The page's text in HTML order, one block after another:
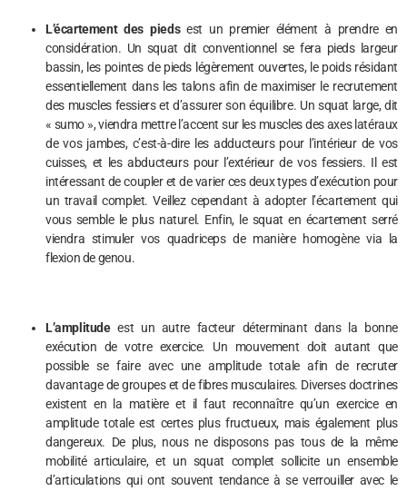
L’écartement des piedsest un premier élément à prendre en
considération. Un squat dit conventionnel se fera pieds largeur
bassin, les pointes de pieds légèrement ouvertes, le poids résidant
essentiellement dans les talons afin de maximiser le recrutement
des muscles fessiers et d’assurer son équilibre. Un squat large, dit
« sumo », viendra mettre l’accent sur les muscles des axes latéraux
de vos jambes, c’est-à-dire les adducteurs pour l’intérieur de vos
cuisses, et les abducteurs pour l’extérieur de vos fessiers. Il est
intéressant de coupler et de varier ces deux types d’exécution pour
un travail complet. Veillez cependant à adopter l’écartement qui
vous semble le plus naturel. Enfin, le squat en écartement serré
viendra stimuler vos quadriceps de manière homogène via la
flexion de genou.
L’amplitudeest un autre facteur déterminant dans la bonne
exécution de votre exercice. Un mouvement doit autant que
possible se faire avec une amplitude totale afin de recruter
davantage de groupes et de fibres musculaires. Diverses doctrines
existent en la matière et il faut reconnaître qu’un exercice en
amplitude totale est certes plus fructueux, mais également plus
dangereux. De plus, nous ne disposons pas tous de la même
mobilité articulaire, et un squat complet sollicite un ensemble
d’articulations qui ont souvent tendance à se verrouiller avec le